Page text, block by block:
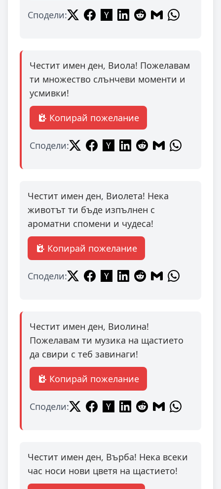
Сподели:
Честит имен ден, Виола! Пожелавам
ти множество слънчеви моменти и
усмивки!
Копирай пожелание
Сподели:
Честит имен ден, Виолета! Нека
животът ти бъде изпълнен с
ароматни спомени и чудеса!
Копирай пожелание
Сподели:
Честит имен ден, Виолина!
Пожелавам ти музика на щастието
да свири с теб завинаги!
Копирай пожелание
Сподели:
Честит имен ден, Върба! Нека всеки
час носи нови цветя на щастието!